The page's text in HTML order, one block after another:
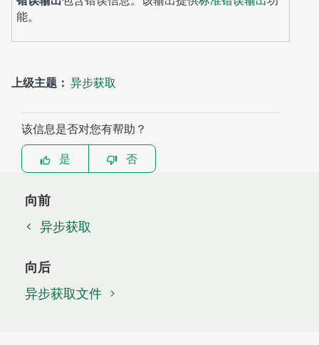
能。
上级主题： 异步获取
该信息是否对您有帮助？
是
否
向前
异步获取
向后
异步获取文件